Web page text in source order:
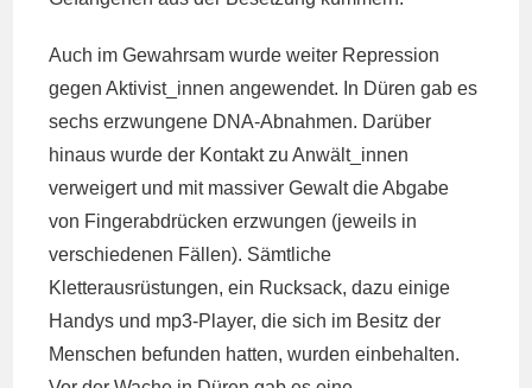
Auch im Gewahrsam wurde weiter Repression
gegen Aktivist_innen angewendet. In Düren gab es
sechs erzwungene DNA-Abnahmen. Darüber
hinaus wurde der Kontakt zu Anwält_innen
verweigert und mit massiver Gewalt die Abgabe
von Fingerabdrücken erzwungen (jeweils in
verschiedenen Fällen). Sämtliche
Kletterausrüstungen, ein Rucksack, dazu einige
Handys und mp3-Player, die sich im Besitz der
Menschen befunden hatten, wurden einbehalten.